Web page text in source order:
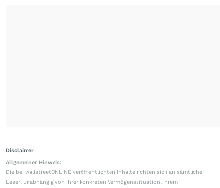
Disclaimer
Allgemeiner Hinweis:
Die bei wallstreetONLINE veröffentlichten Inhalte richten sich an sämtliche
Leser, unabhängig von ihrer konkreten Vermögenssituation, ihrem